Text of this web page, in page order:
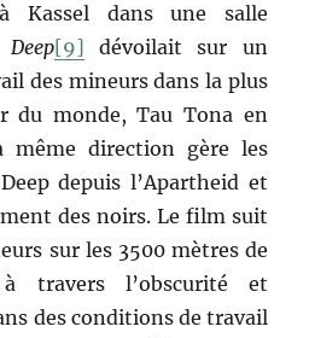
Kassel dans une salle
Deep[9] dévoilait sur un
des mineurs dans la plus
du monde, Tau Tona en
même direction gère les
depuis l’Apartheid et
des noirs. Le film suit
sur les 3500 mètres de
travers l’obscurité et
des conditions de travail